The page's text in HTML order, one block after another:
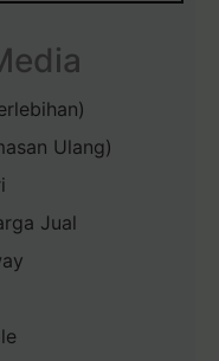
Ulang)
Jual